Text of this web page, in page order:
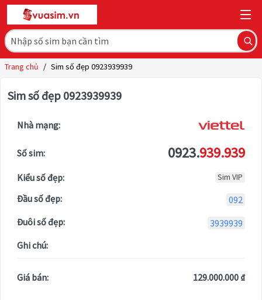
Trang chủ / Sim số đẹp 0923939939
Sim số đẹp 0923939939
Nhà mạng:
Số sim: 0923.939.939
Kiểu số đẹp: Sim VIP
Đầu số đẹp:
092
Đuôi số đẹp:
3939939
Ghi chú:
Giá bán: 129.000.000 ₫